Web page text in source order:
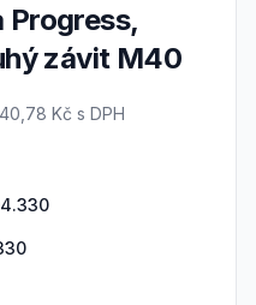
závit M40
s DPH
Kč s DPH